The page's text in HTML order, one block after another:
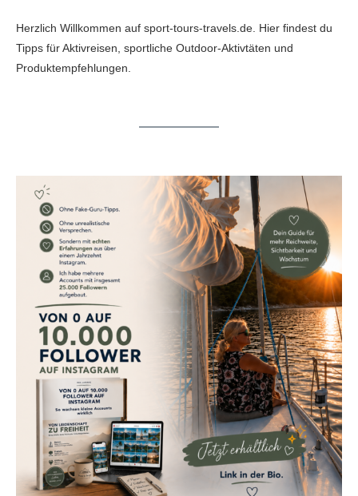
Herzlich Willkommen auf sport-tours-travels.de. Hier findest du
Tipps für Aktivreisen, sportliche Outdoor-Aktivtäten und
Produktempfehlungen.